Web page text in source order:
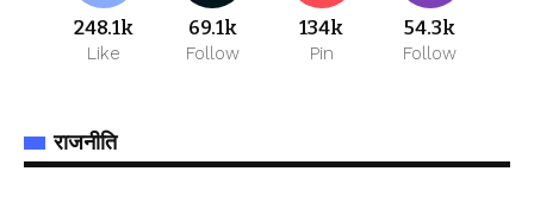
248.1k
Like
69.1k
Follow
134k
Pin
54.3k
Follow
राजनीति